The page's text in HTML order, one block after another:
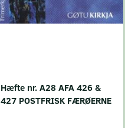
Hæfte nr. A28 AFA 426 &
427 POSTFRISK FÆRØERNE